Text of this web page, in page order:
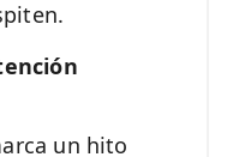
un hito